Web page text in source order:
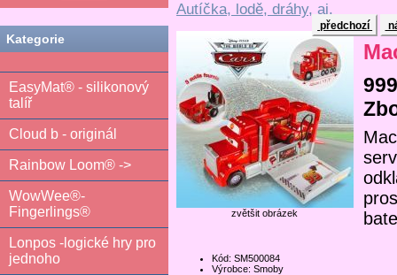
Kategorie
EasyMat® - silikonový
talíř
Cloud b - originál
Rainbow Loom® ->
WowWee®-
Fingerlings®
Lonpos -logické hry pro
jednoho
Autíčka, lodě, dráhy, aj.
předchozí
zvětšit obrázek
Kód: SM500084
Výrobce: Smoby